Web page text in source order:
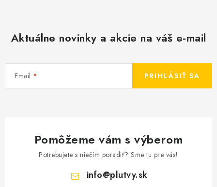
Aktuálne novinky a akcie na váš e-mail
Email PRIHLÁSIŤ SA
Pomôžeme vám s výberom
Potrebujete s niečím poradiť? Sme tu pre vás!
info@plutvy.sk